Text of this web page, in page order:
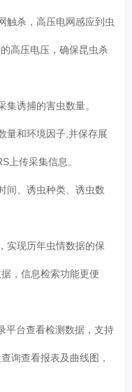
触杀，高压电网感应到虫
高压电压，确保昆虫杀
诱捕的害虫数量。
量和环境因子,并保存展
上传采集信息。
间、诱虫种类、诱虫数
实现历年虫情数据的保
，信息检索功能更便
平台查看检测数据，支持
询查看报表及曲线图，